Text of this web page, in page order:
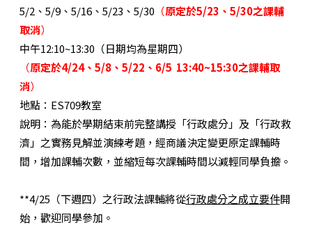
5/2、5/9、5/16、5/23、5/30 （原定於5/23、5/30之課輔
取消）
中午12:10~13:30（日期均為星期四）
（原定於4/24、5/8、5/22、6/5 13:40~15:30之課輔取
消）
地點：ES709教室
說明：為能於學期結束前完整講授「行政處分」及「行政救
濟」之實務見解並演練考題，經商議決定變更原定課輔時
間，增加課輔次數，並縮短每次課輔時間以減輕同學負擔。
**4/25（下週四）之行政法課輔將從行政處分之成立要件開
始，歡迎同學參加。